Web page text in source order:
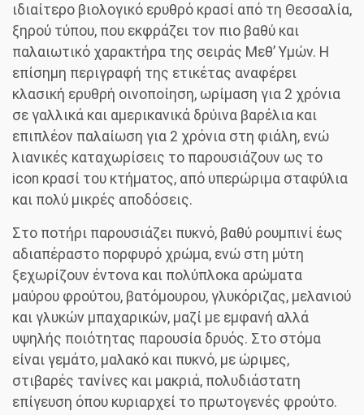
ιδιαίτερο βιολογικό ερυθρό κρασί από τη Θεσσαλία,
ξηρού τύπου, που εκφράζει τον πιο βαθύ και
παλαιωτικό χαρακτήρα της σειράς Μεθ’ Υμών. Η
επίσημη περιγραφή της ετικέτας αναφέρει
κλασική ερυθρή οινοποίηση, ωρίμαση για 2 χρόνια
σε γαλλικά και αμερικανικά δρύινα βαρέλια και
επιπλέον παλαίωση για 2 χρόνια στη φιάλη, ενώ
λιανικές καταχωρίσεις το παρουσιάζουν ως το
icon κρασί του κτήματος, από υπερώριμα σταφύλια
και πολύ μικρές αποδόσεις.
Στο ποτήρι παρουσιάζει πυκνό, βαθύ ρουμπινί έως
αδιαπέραστο πορφυρό χρώμα, ενώ στη μύτη
ξεχωρίζουν έντονα και πολύπλοκα αρώματα
μαύρου φρούτου, βατόμουρου, γλυκόριζας, μελανιού
και γλυκών μπαχαρικών, μαζί με εμφανή αλλά
υψηλής ποιότητας παρουσία δρυός. Στο στόμα
είναι γεμάτο, μαλακό και πυκνό, με ώριμες,
στιβαρές τανίνες και μακριά, πολυδιάστατη
επίγευση όπου κυριαρχεί το πρωτογενές φρούτο.